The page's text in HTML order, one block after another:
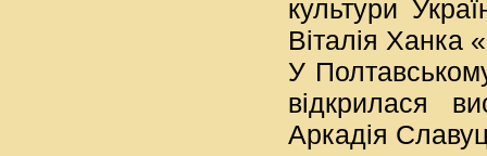
культури
Віталія Ханка
У
відкрилася
Аркадія